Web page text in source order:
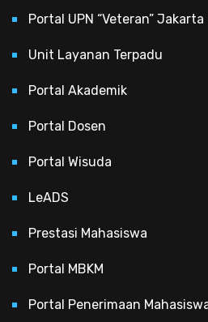
Portal UPN “Veteran” Jakarta
Unit Layanan Terpadu
Portal Akademik
Portal Dosen
Portal Wisuda
LeADS
Prestasi Mahasiswa
Portal MBKM
Portal Penerimaan